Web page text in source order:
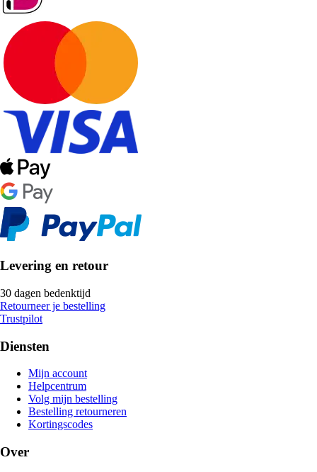
Levering en retour
30 dagen bedenktijd
Retourneer je bestelling
Trustpilot
Diensten
Mijn account
Helpcentrum
Volg mijn bestelling
Bestelling retourneren
Kortingscodes
Over